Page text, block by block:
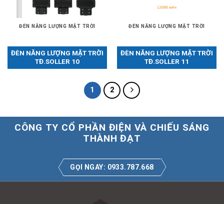
ĐÈN NĂNG LƯỢNG MẶT TRỜI
ĐÈN NĂNG LƯỢNG MẶT TRỜI
TĐ.SOLLER 10
ĐÈN NĂNG LƯỢNG MẶT TRỜI
ĐÈN NĂNG LƯỢNG MẶT TRỜI
TĐ.SOLLER 11
1 2
CÔNG TY CỔ PHẦN ĐIỆN VÀ CHIẾU SÁNG
THÀNH ĐẠT
GỌI NGAY: 0933.787.668